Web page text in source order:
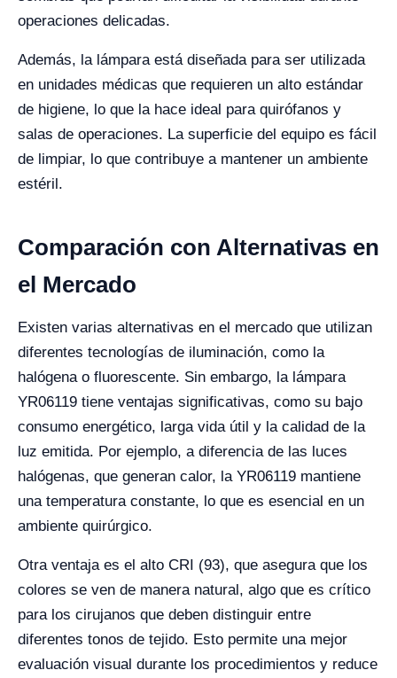
operaciones delicadas.
Además, la lámpara está diseñada para ser utilizada
en unidades médicas que requieren un alto estándar
de higiene, lo que la hace ideal para quirófanos y
salas de operaciones. La superficie del equipo es fácil
de limpiar, lo que contribuye a mantener un ambiente
estéril.
Comparación con Alternativas en
el Mercado
Existen varias alternativas en el mercado que utilizan
diferentes tecnologías de iluminación, como la
halógena o fluorescente. Sin embargo, la lámpara
YR06119 tiene ventajas significativas, como su bajo
consumo energético, larga vida útil y la calidad de la
luz emitida. Por ejemplo, a diferencia de las luces
halógenas, que generan calor, la YR06119 mantiene
una temperatura constante, lo que es esencial en un
ambiente quirúrgico.
Otra ventaja es el alto CRI (93), que asegura que los
colores se ven de manera natural, algo que es crítico
para los cirujanos que deben distinguir entre
diferentes tonos de tejido. Esto permite una mejor
evaluación visual durante los procedimientos y reduce